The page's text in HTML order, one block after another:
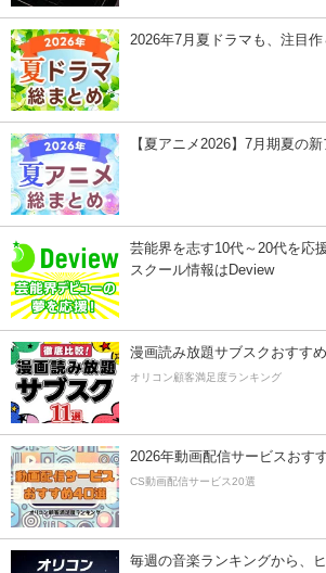
2026年7月夏ドラマも、注目作
【夏アニメ2026】7月期夏の
芸能界を志す10代～20代を応
スクール情報はDeview
漫画読み放題サブスクおすす
オリコン顧客満足度ランキング
2026年動画配信サービスおす
CS動画配信サービス20選
毎週の音楽ランキングから、